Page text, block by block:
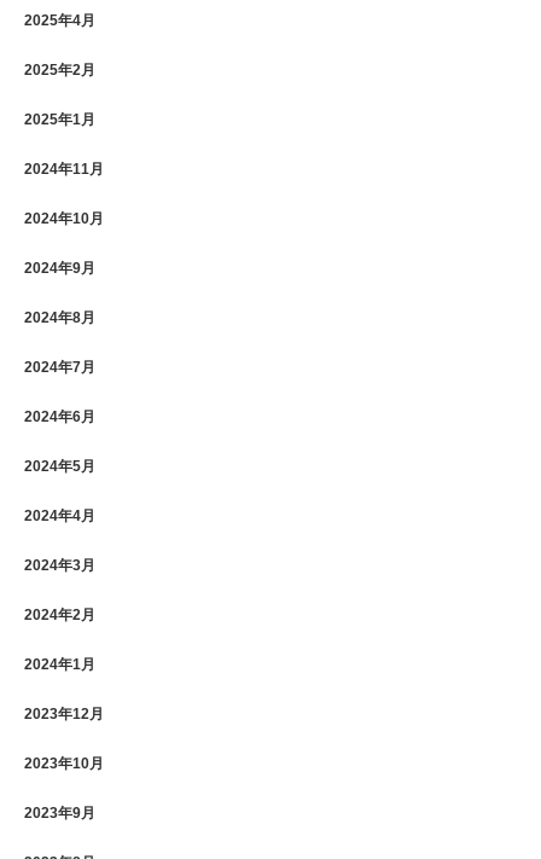
2025年4月
2025年2月
2025年1月
2024年11月
2024年10月
2024年9月
2024年8月
2024年7月
2024年6月
2024年5月
2024年4月
2024年3月
2024年2月
2024年1月
2023年12月
2023年10月
2023年9月